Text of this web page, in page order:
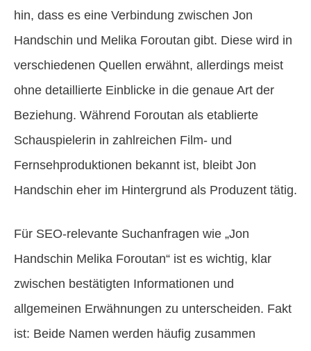
hin, dass es eine Verbindung zwischen Jon
Handschin und Melika Foroutan gibt. Diese wird in
verschiedenen Quellen erwähnt, allerdings meist
ohne detaillierte Einblicke in die genaue Art der
Beziehung. Während Foroutan als etablierte
Schauspielerin in zahlreichen Film- und
Fernsehproduktionen bekannt ist, bleibt Jon
Handschin eher im Hintergrund als Produzent tätig.
Für SEO-relevante Suchanfragen wie „Jon
Handschin Melika Foroutan“ ist es wichtig, klar
zwischen bestätigten Informationen und
allgemeinen Erwähnungen zu unterscheiden. Fakt
ist: Beide Namen werden häufig zusammen